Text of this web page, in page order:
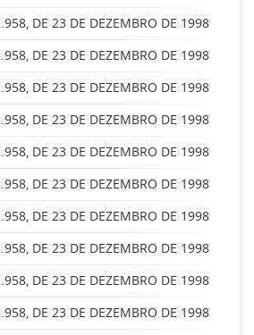
DE 23 DE DEZEMBRO DE 1998
DE 23 DE DEZEMBRO DE 1998
DE 23 DE DEZEMBRO DE 1998
DE 23 DE DEZEMBRO DE 1998
DE 23 DE DEZEMBRO DE 1998
DE 23 DE DEZEMBRO DE 1998
DE 23 DE DEZEMBRO DE 1998
DE 23 DE DEZEMBRO DE 1998
DE 23 DE DEZEMBRO DE 1998
DE 23 DE DEZEMBRO DE 1998